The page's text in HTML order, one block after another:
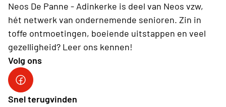
Neos De Panne - Adinkerke is deel van Neos vzw,
hét netwerk van ondernemende senioren. Zin in
toffe ontmoetingen, boeiende uitstappen en veel
gezelligheid? Leer ons kennen!
Volg ons
Facebookpagina Neos De Panne - Adinkerke
Snel terugvinden